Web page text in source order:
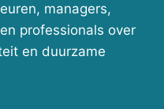
managers,
professionals over
en duurzame